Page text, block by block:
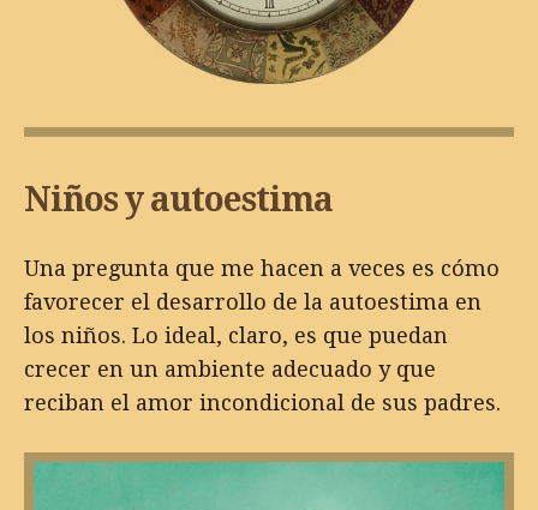
Niños y autoestima
Una pregunta que me hacen a veces es cómo
favorecer el desarrollo de la autoestima en
los niños. Lo ideal, claro, es que puedan
crecer en un ambiente adecuado y que
reciban el amor incondicional de sus padres.